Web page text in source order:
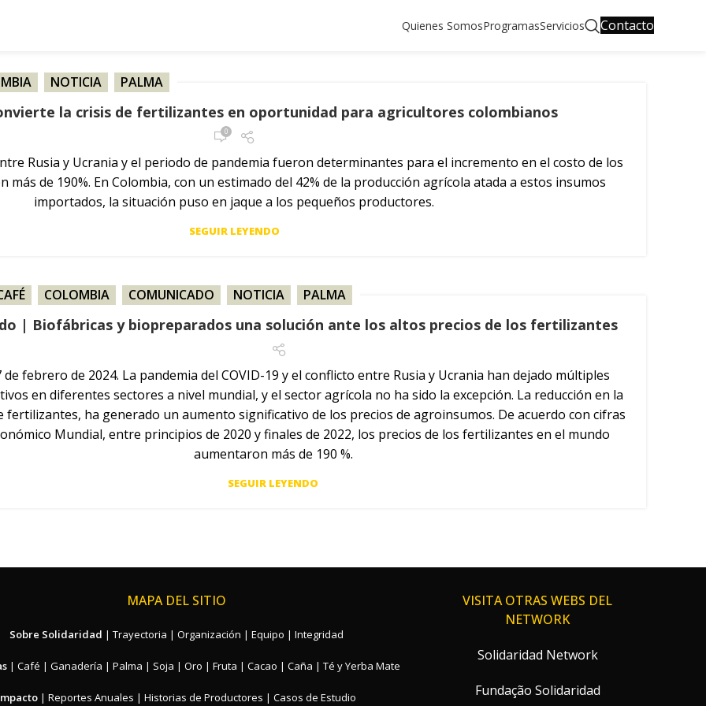
Quienes SomosProgramasServicios Contacto
NOTICIA PALMA
la crisis de fertilizantes en oportunidad para agricultores colombianos
0
Rusia y Ucrania y el periodo de pandemia fueron determinantes para el incremento en el costo de los
más de 190%. En Colombia, con un estimado del 42% de la producción agrícola atada a estos insumos
importados, la situación puso en jaque a los pequeños productores.
SEGUIR LEYENDO
COLOMBIA COMUNICADO NOTICIA PALMA
| Biofábricas y biopreparados una solución ante los altos precios de los fertilizantes
febrero de 2024. La pandemia del COVID-19 y el conflicto entre Rusia y Ucrania han dejado múltiples
en diferentes sectores a nivel mundial, y el sector agrícola no ha sido la excepción. La reducción en la
fertilizantes, ha generado un aumento significativo de los precios de agroinsumos. De acuerdo con cifras
Mundial, entre principios de 2020 y finales de 2022, los precios de los fertilizantes en el mundo
aumentaron más de 190 %.
SEGUIR LEYENDO
MAPA DEL SITIO
Sobre Solidaridad | Trayectoria | Organización | Equipo | Integridad
| Café | Ganadería | Palma | Soja | Oro | Fruta | Cacao | Caña | Té y Yerba Mate
| Reportes Anuales | Historias de Productores | Casos de Estudio
VISITA OTRAS WEBS DEL
NETWORK
Solidaridad Network
Fundação Solidaridad